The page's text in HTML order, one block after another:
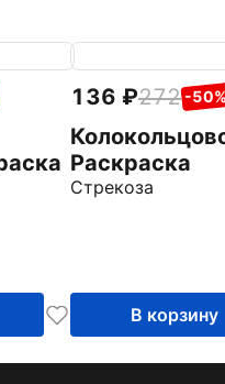
136 272 -50%
Раскраска
Стрекоза
В корзину